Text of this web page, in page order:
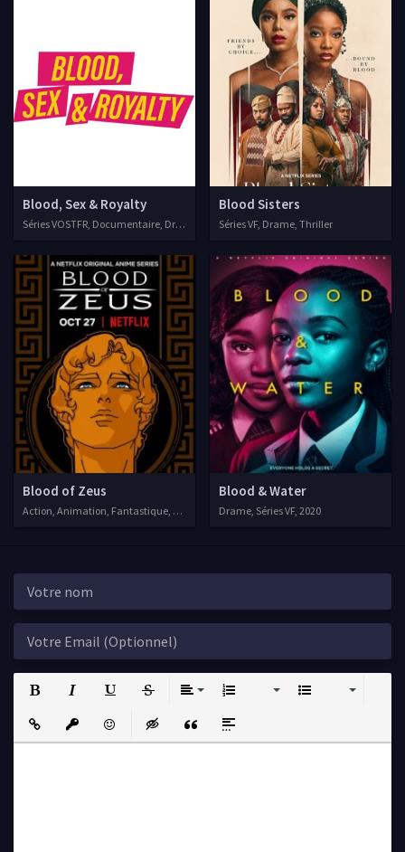
Blood, Sex & Royalty
Séries VOSTFR, Documentaire, Drame
Blood Sisters
Séries VF, Drame, Thriller
Blood of Zeus
Action, Animation, Fantastique, Séries VOSTFR, 2020
Blood & Water
Drame, Séries VF, 2020
Strikethrough
Insert LinkInsert protected link
EmoticonsInsert hidden text
Insert QuoteInsert spoiler